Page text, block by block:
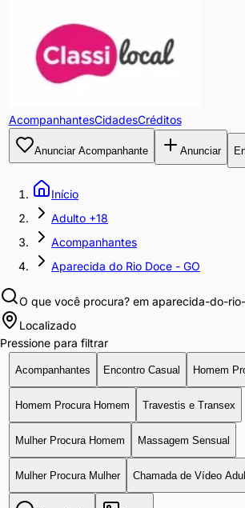
AcompanhantesCidadesCréditos
Anunciar Acompanhante Anunciar
Início
Adulto +18
Acompanhantes
Aparecida do Rio Doce - GO
O que você procura? em aparecida-do-
Localizado
Pressione para filtrar
Acompanhantes Encontro Casual Homem
Homem Procura Homem Travestis e Transex
Mulher Procura Homem Massagem Sensual
Mulher Procura Mulher Chamada de Vídeo